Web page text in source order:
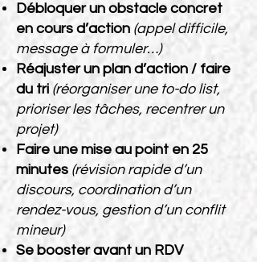
Débloquer un obstacle concret
en cours d’action (appel difficile,
message à formuler…)
Réajuster un plan d’action / faire
du tri (réorganiser une to-do list,
prioriser les tâches, recentrer un
projet)
Faire une mise au point en 25
minutes (révision rapide d’un
discours, coordination d’un
rendez-vous, gestion d’un conflit
mineur)
Se booster avant un RDV